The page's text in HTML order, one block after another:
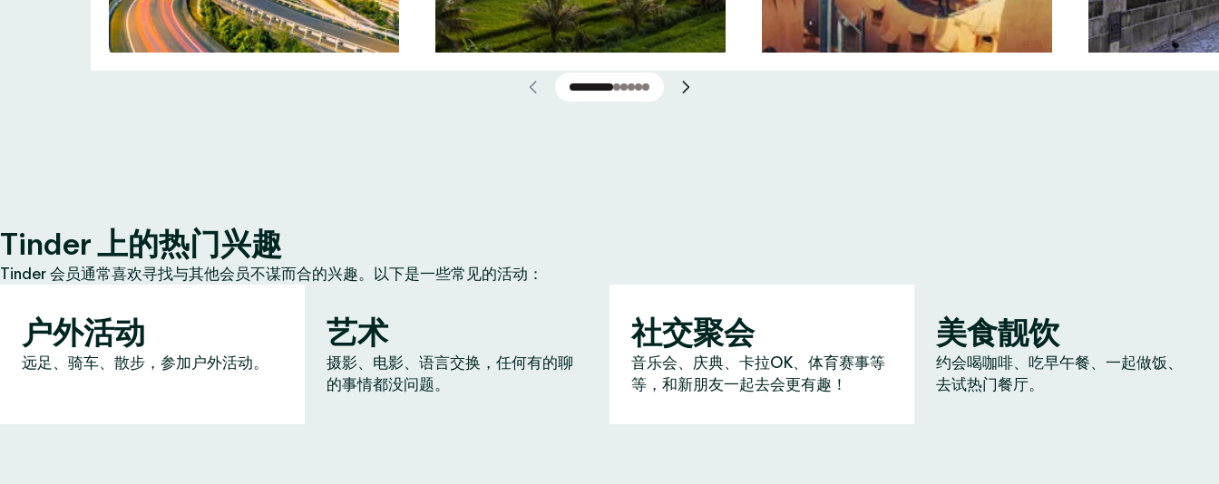
Tinder 上的热门兴趣
Tinder 会员通常喜欢寻找与其他会员不谋而合的兴趣。以下是一些常见的活动：
户外活动
远足、骑车、散步，参加户外活动。
艺术
摄影、电影、语言交换，任何有的聊
的事情都没问题。
社交聚会
音乐会、庆典、卡拉OK、体育赛事等
等，和新朋友一起去会更有趣！
美食靓饮
约会喝咖啡、吃早午餐、一起做饭、
去试热门餐厅。